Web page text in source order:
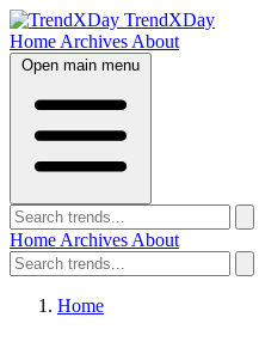
TrendXDay
Home Archives About
Open main menu
Home Archives About
Home